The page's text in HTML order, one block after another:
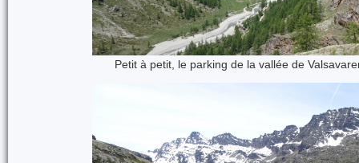
Petit à petit, le parking de la vallée de